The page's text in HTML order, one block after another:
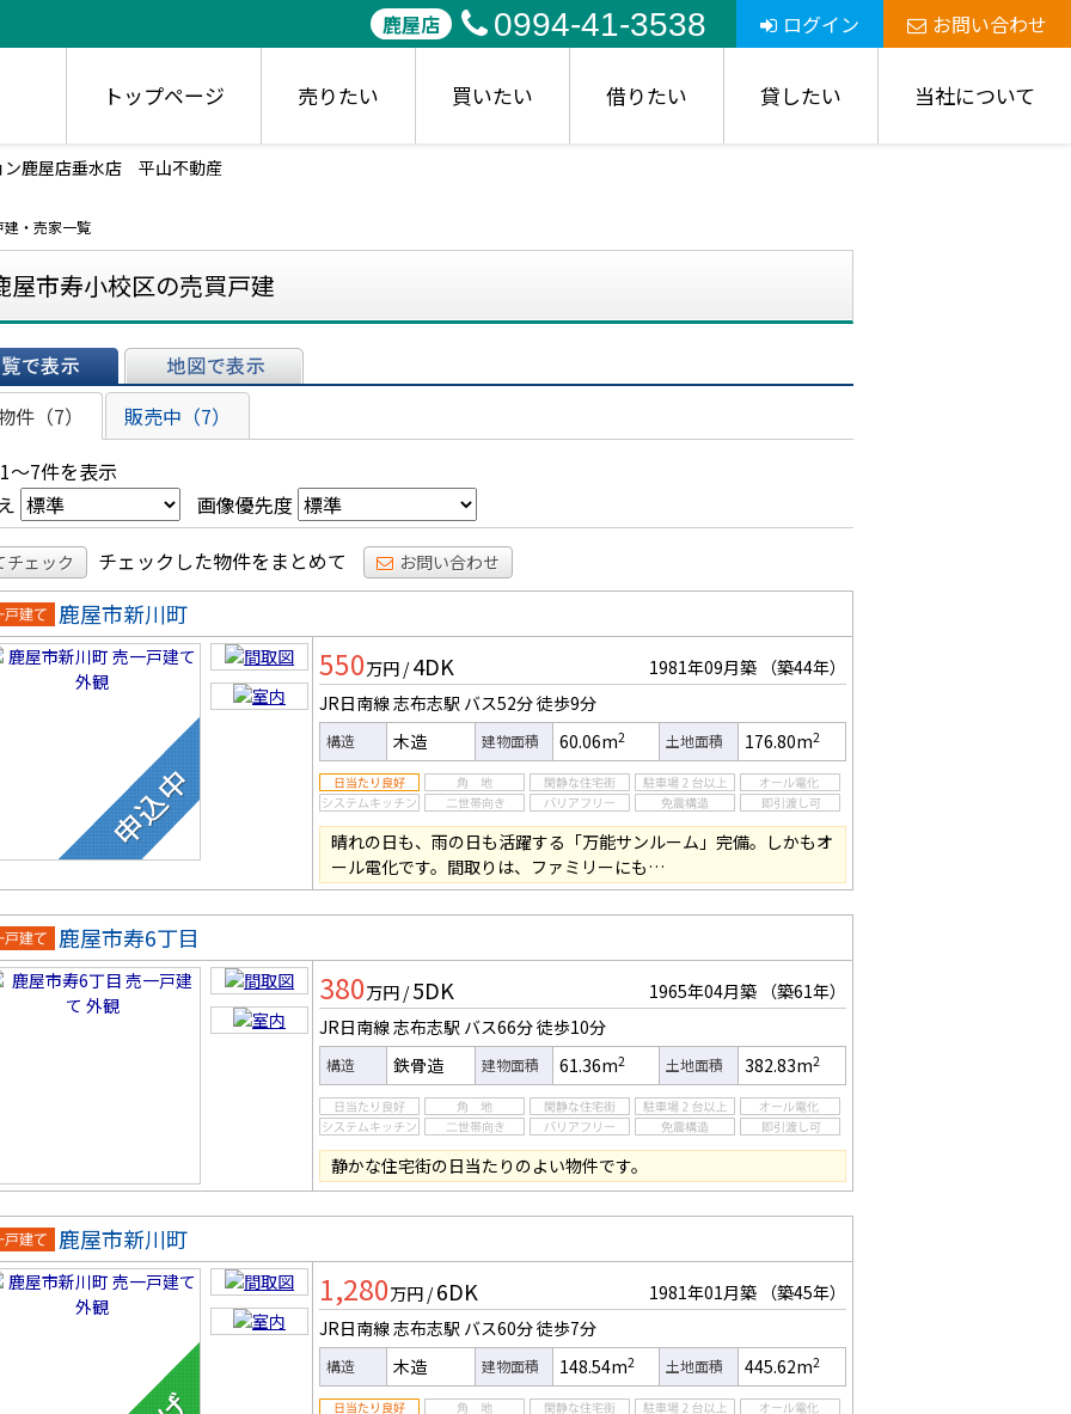
鹿屋店 0994-41-3538 ログイン お問い合わせ
トップページ 売りたい 買いたい 借りたい 貸したい 当社について
ン鹿屋店垂水店 平山不動産
建・売家一覧
屋市寿小校区の売買戸建
示 地図で表示
件（7） 販売中（7）
～7件を表示
画像優先度
チェック チェックした物件をまとめて お問い合わせ
戸建
鹿屋市新川町
550万円 / 4DK 1981年09月築
（築44年）
JR日南線 志布志駅 バス52分徒歩9分
構造 木造 建物面積 60.06m2 土地面積 176.80m2
晴れの日も、雨の日も活躍する「万能サンルーム」完備。しかもオ
ール電化です。間取りは、ファミリーにも…
戸建
鹿屋市寿6丁目
380万円 / 5DK 1965年04月築
（築61年）
JR日南線 志布志駅 バス66分徒歩10分
構造 鉄骨造 建物面積 61.36m2 土地面積 382.83m2
静かな住宅街の日当たりのよい物件です。
戸建
鹿屋市新川町
1,280万円 / 6DK 1981年01月築
（築45年）
JR日南線 志布志駅 バス60分徒歩7分
構造 木造 建物面積 148.54m2 土地面積 445.62m2